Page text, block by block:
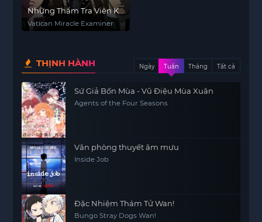
Những Thẩm Tra Viên Kỳ
Tích
Vatican Miracle Examiner
THỊNH HÀNH Ngày Tuần Tháng Tất cả
Sứ Giả Bốn Mùa - Vũ Điệu Mùa Xuân
Agents of the Four Seasons
Văn phòng thuyết âm mưu
Inside Job
Đặc Nhiệm Thám Tử Wan!
Bungo Stray Dogs Wan!